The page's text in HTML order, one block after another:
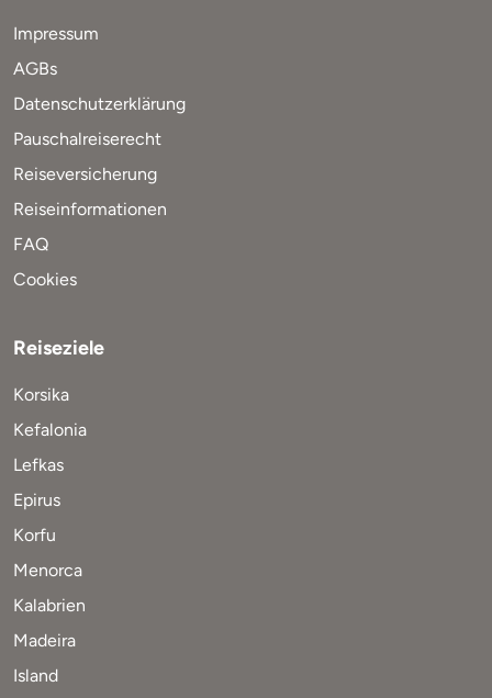
Impressum
AGBs
Datenschutzerklärung
Pauschalreiserecht
Reiseversicherung
Reiseinformationen
FAQ
Cookies
Reiseziele
Korsika
Kefalonia
Lefkas
Epirus
Korfu
Menorca
Kalabrien
Madeira
Island